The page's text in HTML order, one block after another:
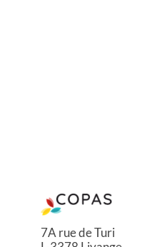
7A rue de Turi